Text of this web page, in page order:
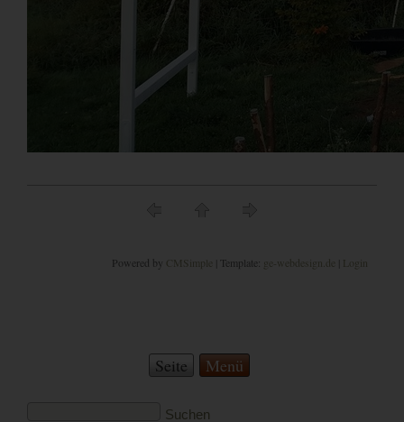
Powered by CMSimple | Template: ge-webdesign.de Login
Seite Menü